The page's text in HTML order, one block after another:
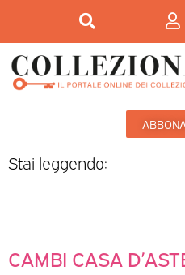
Stai leggendo:
CAMBI CASA